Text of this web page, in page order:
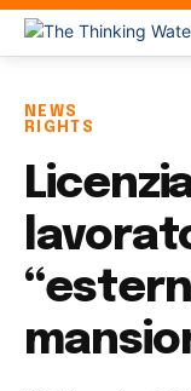
NEWS
RIGHTS